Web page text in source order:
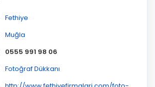
Fethiye
Muğla
0555 991 98 06
Fotoğraf Dükkanı